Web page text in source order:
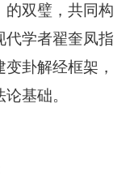
的双璧，共同构
代学者翟奎凤指
卦解经框架，
基础。